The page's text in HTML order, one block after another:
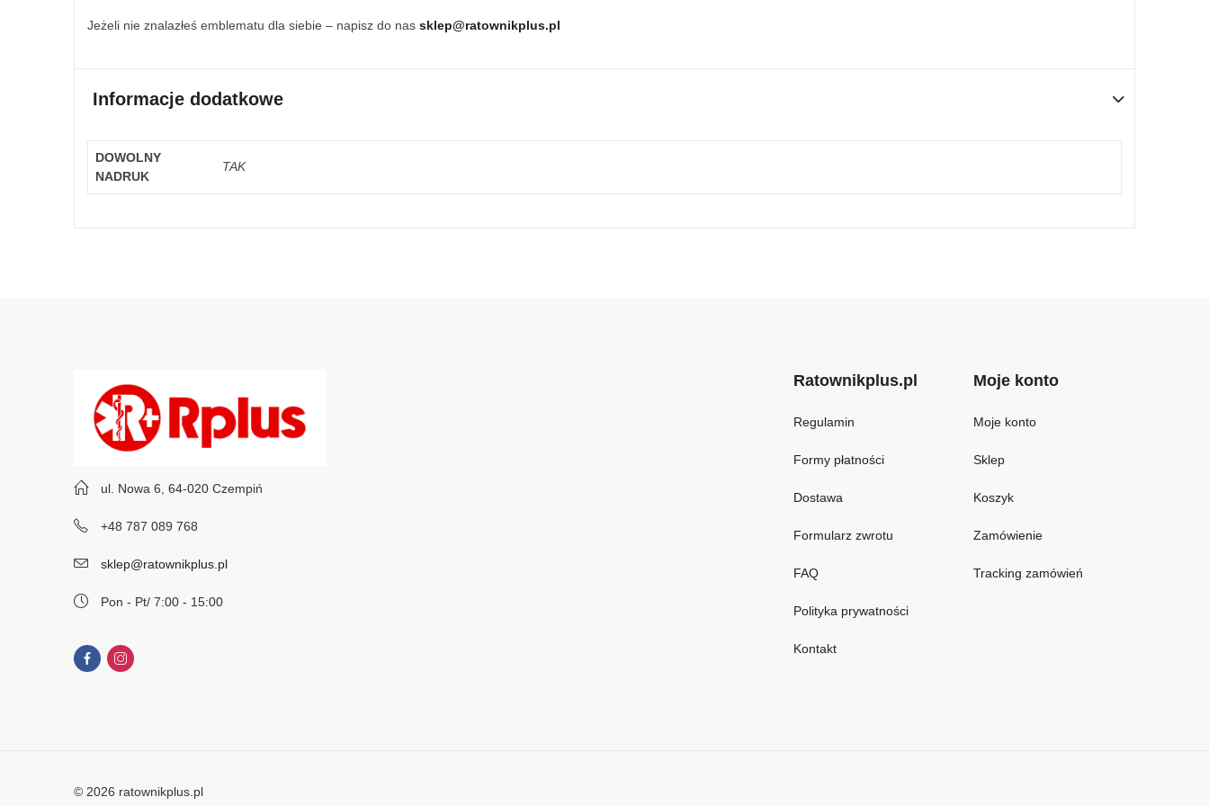
Jeżeli nie znalazłeś emblematu dla siebie – napisz do nas sklep@ratownikplus.pl
Informacje dodatkowe
DOWOLNY
NADRUK
TAK
ul. Nowa 6, 64-020 Czempiń
+48 787 089 768
sklep@ratownikplus.pl
Pon - Pt/ 7:00 - 15:00
Ratownikplus.pl
Regulamin
Formy płatności
Dostawa
Formularz zwrotu
FAQ
Polityka prywatności
Kontakt
Moje konto
Moje konto
Sklep
Koszyk
Zamówienie
Tracking zamówień
© 2026 ratownikplus.pl